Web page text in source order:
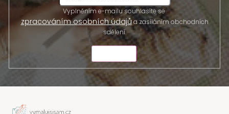
Vyplněním e-mailu souhlasíte se
zpracováním osobních údajůa zasíláním obchodních
sdělení.